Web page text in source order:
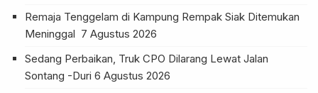
Remaja Tenggelam di Kampung Rempak Siak Ditemukan
Meninggal 7 Agustus 2026
Sedang Perbaikan, Truk CPO Dilarang Lewat Jalan
Sontang -Duri 6 Agustus 2026